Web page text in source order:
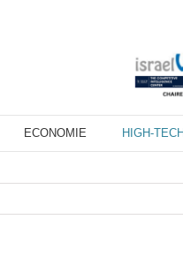
ECONOMIE HIGH-TECH